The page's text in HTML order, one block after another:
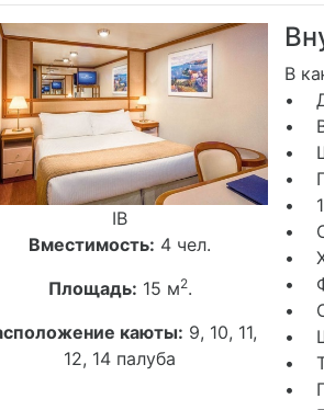
IB
Вместимость: 4 чел.
Площадь: 15 м2.
каюты: 9, 10, 11,
12, 14 палуба
В
•
•
•
•
•
•
•
•
•
•
•
•